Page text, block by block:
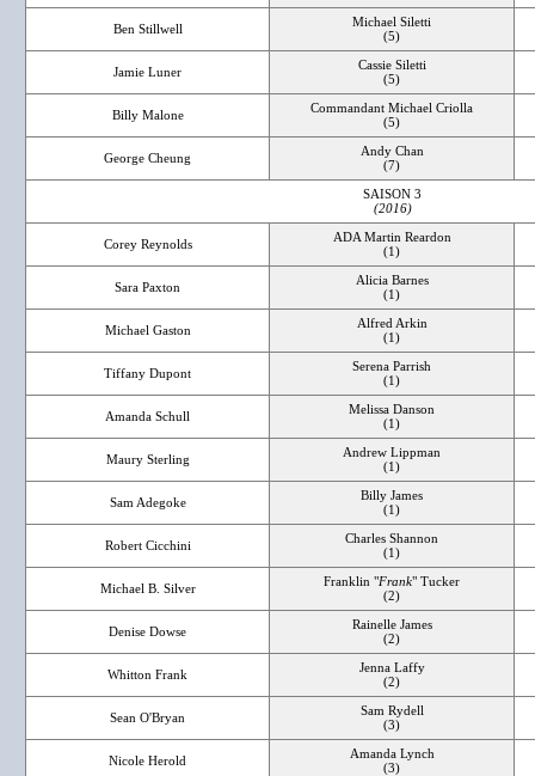
Ben Stillwell
Michael Siletti
(5)
Jamie Luner
Cassie Siletti
(5)
Billy Malone
Commandant Michael Criolla
(5)
George Cheung
Andy Chan
(7)
SAISON 3
(2016)
Corey Reynolds
ADA Martin Reardon
(1)
Sara Paxton
Alicia Barnes
(1)
Michael Gaston
Alfred Arkin
(1)
Tiffany Dupont
Serena Parrish
(1)
Amanda Schull
Melissa Danson
(1)
Maury Sterling
Andrew Lippman
(1)
Sam Adegoke
Billy James
(1)
Robert Cicchini
Charles Shannon
(1)
Michael B. Silver Franklin "Frank" Tucker
(2)
Denise Dowse
Rainelle James
(2)
Whitton Frank
Jenna Laffy
(2)
Sean O'Bryan
Sam Rydell
(3)
Nicole Herold
Amanda Lynch
(3)